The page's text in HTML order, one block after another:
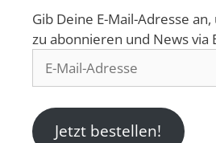
Gib Deine E-Mail-Adresse
zu abonnieren und News via
Mail-
Jetzt bestellen!